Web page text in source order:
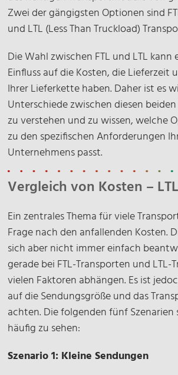
Zwei der gängigsten Optionen sind
und LTL (Less Than Truckload)
Die Wahl zwischen FTL und LTL
Einfluss auf die Kosten, die Lieferzeit
Ihrer Lieferkette haben. Daher ist es
Unterschiede zwischen diesen
zu verstehen und zu wissen, welche
zu den spezifischen Anforderungen
Unternehmens passt.
Vergleich von Kosten –
Ein zentrales Thema für viele
Frage nach den anfallenden Kosten.
sich aber nicht immer einfach
gerade bei FTL-Transporten und LTL-
vielen Faktoren abhängen. Es ist
auf die Sendungsgröße und das
achten. Die folgenden fünf Szenarien
häufig zu sehen:
Szenario 1: Kleine Sendungen